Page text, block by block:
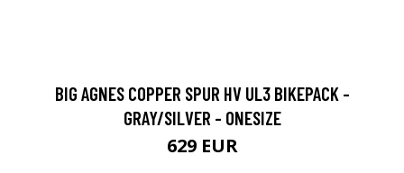
BIG AGNES COPPER SPUR HV UL3 BIKEPACK -
GRAY/SILVER - ONESIZE
629 EUR